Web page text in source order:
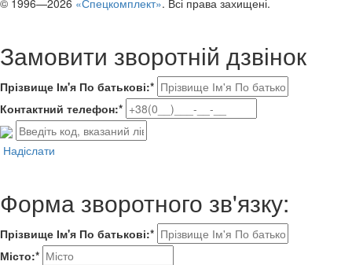
© 1996—2026 «Спецкомплект». Всі права захищені.
Замовити зворотній дзвінок
Прізвище Ім'я По батькові:*
Контактний телефон:*
Надіслати
Форма зворотного зв'язку:
Прізвище Ім'я По батькові:*
Місто:*